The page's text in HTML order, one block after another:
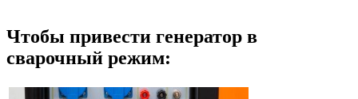
Чтобы привести генератор в
сварочный режим: